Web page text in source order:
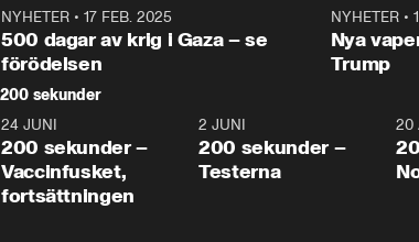
NYHETER • 17 FEB. 2025
500 dagar av krig i Gaza – se
förödelsen
NYHETER•
Nya
Trump
200 sekunder
5:00
24 JUNI
200 sekunder –
Vaccinfusket,
fortsättningen
4:23
2 JUNI
200 sekunder –
Testerna
20